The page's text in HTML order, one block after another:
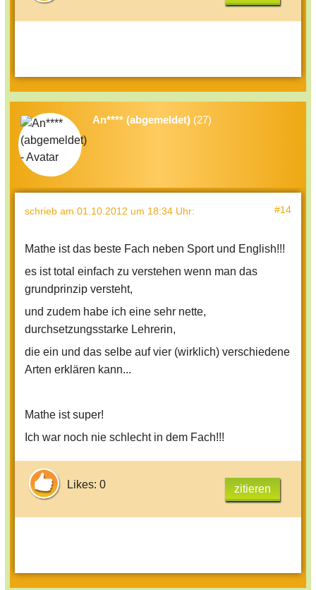
An**** (abgemeldet) (27)
schrieb am 01.10.2012 um 18:34 Uhr: #14
Mathe ist das beste Fach neben Sport und English!!!
es ist total einfach zu verstehen wenn man das
grundprinzip versteht,
und zudem habe ich eine sehr nette,
durchsetzungsstarke Lehrerin,
die ein und das selbe auf vier (wirklich) verschiedene
Arten erklären kann...
Mathe ist super!
Ich war noch nie schlecht in dem Fach!!!
Likes: 0 zitieren